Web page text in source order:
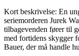
Kort beskrivelse: En
seriemorderen Jurek
tilbagevenden fører til
med fortidens skygger
Bauer, der må handle